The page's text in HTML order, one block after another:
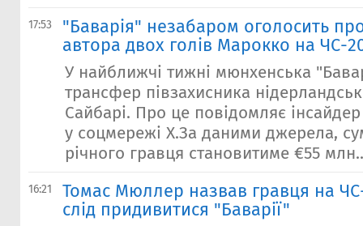
17:53
"Баварія" незабаром оголосить
автора двох голів Марокко на ЧС-
У найближчі тижні мюнхенська
трансфер півзахисника
Сайбарі. Про це повідомляє
у соцмережі X.За даними джерела,
річного гравця становитиме €55
16:21
Томас Мюллер назвав гравця на
слід придивитися "Баварії"